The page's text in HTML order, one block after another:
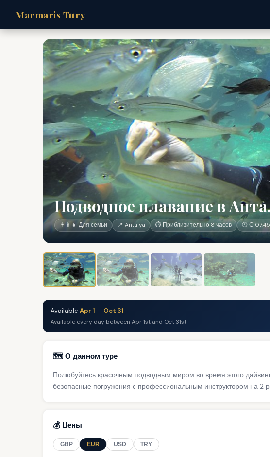
Marmaris Tury
Подводное плавание в
👨‍👩‍👧 Для семьи 📍 Antalya ⏱ Приблизительно 8 часов 🕐 С
Available Apr 1 — Oct 31
Available every day between Apr 1st and Oct 31st
🗺️ О данном туре
Полюбуйтесь красочным подводным миром во время этого
безопасные погружения с профессиональным инструктором на 2
💰 Цены
GBP EUR USD TRY